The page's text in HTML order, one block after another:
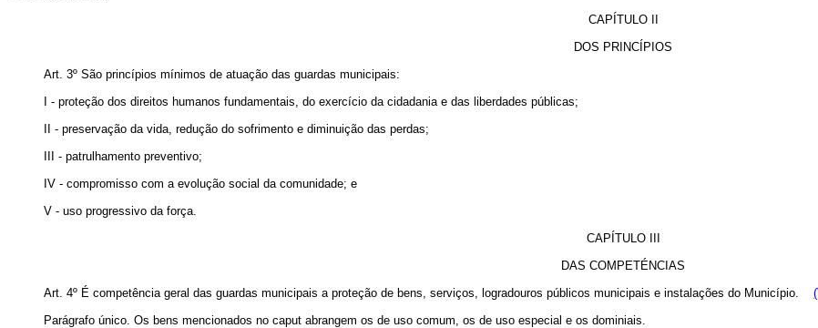
CAPÍTULO II
DOS PRINCÍPIOS
Art. 3º São princípios mínimos de atuação das guardas municipais:
I - proteção dos direitos humanos fundamentais, do exercício da cidadania e das liberdades públicas;
II - preservação da vida, redução do sofrimento e diminuição das perdas;
III - patrulhamento preventivo;
IV - compromisso com a evolução social da comunidade; e
V - uso progressivo da força.
CAPÍTULO III
DAS COMPETÉNCIAS
Art. 4º É competência geral das guardas municipais a proteção de bens, serviços, logradouros públicos municipais e instalações do Município.
Parágrafo único. Os bens mencionados nocaputabrangem os de uso comum, os de uso especial e os dominiais.